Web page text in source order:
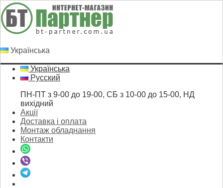
Українська
Українська
Русский
ПН-ПТ з 9-00 до 19-00, СБ з 10-00 до 15-00, НД
вихідний
Акції
Доставка і оплата
Монтаж обладнання
Контакти